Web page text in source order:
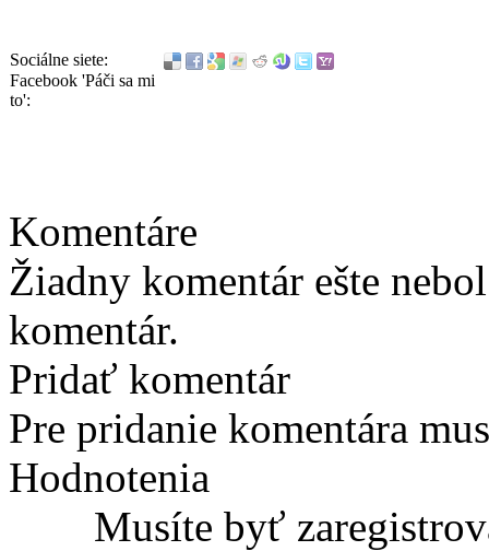
Sociálne siete:
Facebook 'Páči sa mi
to':
Komentáre
Žiadny komentár ešte
komentár.
Pridať komentár
Pre pridanie komentára
Hodnotenia
Musíte byť